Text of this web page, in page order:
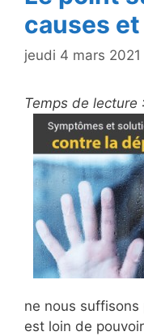
causes
jeudi 4 mars 2021
Temps de lecture :
ne nous
est loin de